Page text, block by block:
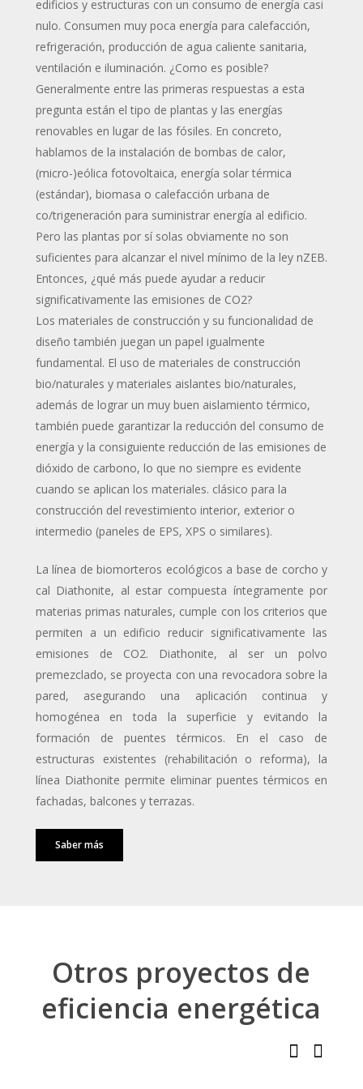
edificios y estructuras con un consumo de energía casi
nulo. Consumen muy poca energía para calefacción,
refrigeración, producción de agua caliente sanitaria,
ventilación e iluminación. ¿Como es posible?
Generalmente entre las primeras respuestas a esta
pregunta están el tipo de plantas y las energías
renovables en lugar de las fósiles. En concreto,
hablamos de la instalación de bombas de calor,
(micro-)eólica fotovoltaica, energía solar térmica
(estándar), biomasa o calefacción urbana de
co/trigeneración para suministrar energía al edificio.
Pero las plantas por sí solas obviamente no son
suficientes para alcanzar el nivel mínimo de la ley nZEB.
Entonces, ¿qué más puede ayudar a reducir
significativamente las emisiones de CO2?
Los materiales de construcción y su funcionalidad de
diseño también juegan un papel igualmente
fundamental. El uso de materiales de construcción
bio/naturales y materiales aislantes bio/naturales,
además de lograr un muy buen aislamiento térmico,
también puede garantizar la reducción del consumo de
energía y la consiguiente reducción de las emisiones de
dióxido de carbono, lo que no siempre es evidente
cuando se aplican los materiales. clásico para la
construcción del revestimiento interior, exterior o
intermedio (paneles de EPS, XPS o similares).
La línea de biomorteros ecológicos a base de corcho y
cal Diathonite, al estar compuesta íntegramente por
materias primas naturales, cumple con los criterios que
permiten a un edificio reducir significativamente las
emisiones de CO2. Diathonite, al ser un polvo
premezclado, se proyecta con una revocadora sobre la
pared, asegurando una aplicación continua y
homogénea en toda la superficie y evitando la
formación de puentes térmicos. En el caso de
estructuras existentes (rehabilitación o reforma), la
línea Diathonite permite eliminar puentes térmicos en
fachadas, balcones y terrazas.
Saber más
Otros proyectos de
eficiencia energética
Aislamiento
acústico y